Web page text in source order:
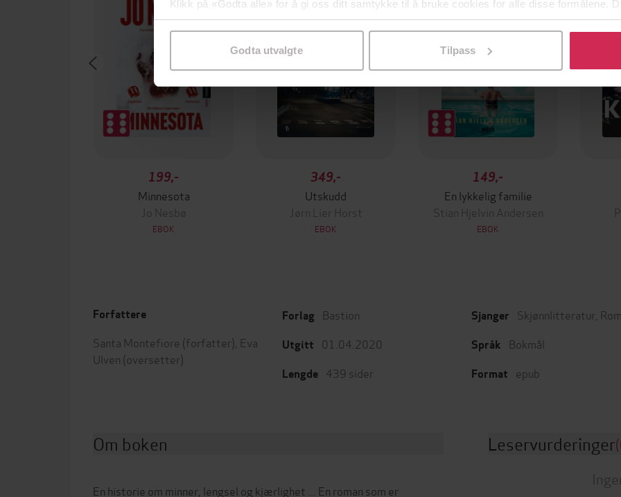
Klikk på «Godta alle» for å gi oss ditt samtykke til å bruke cookies for alle disse formålene.
samtykke til spesifikke formål ved å klikke på «Tilpass». Du kan når som helst trekke
Godta utvalgte Tilpass
199,-
Minnesota
Jo Nesbø
EBOK
349,-
Utskudd
Jørn Lier Horst
EBOK
149,-
En lykkelig familie
Stian Hjelvin Andersen
EBOK
Forfattere
Santa Montefiore (forfatter), Eva
Ulven (oversetter)
Forlag Bastion
Utgitt 01.04.2020
Lengde 439 sider
Sjanger Skjønnlitteratur
Språk Bokmål
Format epub
Om boken
En historie om minner, lengsel og kjærlighet ... En roman som er
Leservurderinger